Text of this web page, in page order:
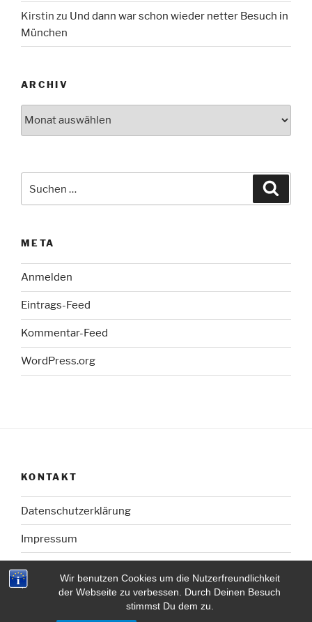
Wir benutzen Cookies um die Nutzerfreundlichkeit
der Webseite zu verbessen. Durch Deinen Besuch
stimmst Du dem zu.
Kirstin zu Und dann war schon wieder netter Besuch in
München
ARCHIV
nach:
META
Anmelden
Eintrags-Feed
Kommentar-Feed
WordPress.org
KONTAKT
Datenschutzerklärung
Impressum
Mit Stolz präsentiert von WordPress